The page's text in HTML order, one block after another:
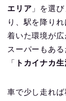
エリア 」を選
り、駅を降り
着いた環境が
スーパーもあ
「
トカイナカ
車で少し走れ